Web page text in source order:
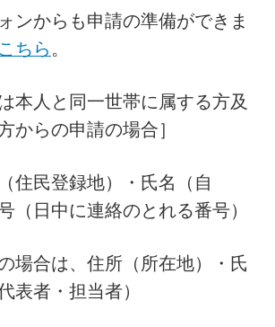
ンからも申請の準備ができま
こちら 。
本人と同一世帯に属する方及
からの申請の場合］
住民登録地）・氏名（自
（日中に連絡のとれる番号）
場合は、住所（所在地）・氏
表者・担当者）